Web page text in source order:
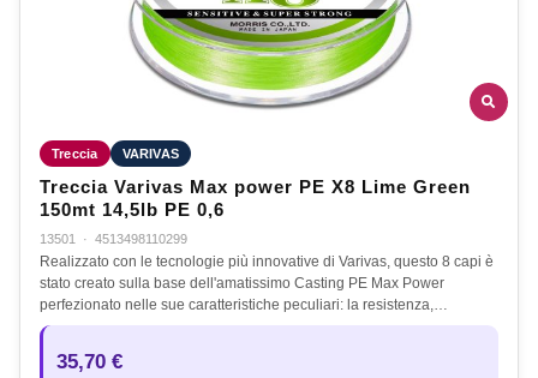
Treccia VARIVAS
Treccia Varivas Max power PE X8 Lime Green
150mt 14,5lb PE 0,6
13501 · 4513498110299
Realizzato con le tecnologie più innovative di Varivas, questo 8 capi è
stato creato sulla base dell'amatissimo Casting PE Max Power
perfezionato nelle sue caratteristiche peculiari: la resistenza,…
35,70 €